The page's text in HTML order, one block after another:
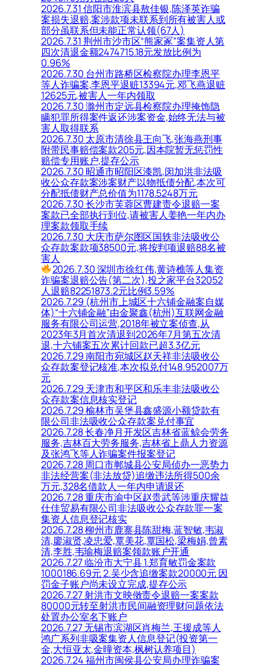
2026.7.31 信阳市淮滨县敖佳银,陈泽英诈骗
案损失退赔,案涉款项未联系到所有被害人或
部分虽联系但未能正常认领(67人)
2026.7.31 荆州市沙市区“熊家冢”案集资人第
四次清退金额2474715.18元发放比例为
0.96%
2026.7.30 台州市路桥区检察院办理李恩平
等人诈骗案,李恩平退赃13394元,邓飞燕退赃
12625元,被害人一年内领取
2026.7.30 滁州市定远县检察院办理掩饰隐
瞒犯罪所得案件返还涉案资金,始终无法与被
害人取得联系
2026.7.30 太原市清徐县王向飞,张海燕刑事
附带民事赔偿案款205元,因本院暂无惩罚性
赔偿专用账户,提存公示
2026.7.30 昭通市昭阳区漆凯,闵加洪非法吸
收公众存款案涉案财产以物抵债分配,本次可
分配抵债财产总价值为1178.5248万元
2026.7.30 长沙市芙蓉区曹建责令退赔一案
案款已全部执行到位,请被害人姜艳一年内办
理案款领取手续
2026.7.30 大庆市萨尔图区国轶非法吸收公
众存款案款项38500元,将按判项退赔88名被
害人
2026.7.30 深圳市徐红伟,黄诗樵等人集资
诈骗案退赔公告(第二次),投之家平台32052
人退赔82251873.2元比例3.59%
2026.7.29 (杭州市上城区十六铺金融案自媒
体)“十六铺金融”由金聚鑫(杭州)互联网金融
服务有限公司运营,2018年被立案侦查,从
2023年3月首次清退到2026年7月第五次清
退,十六铺案五次累计回款已超3.3亿元
2026.7.29 南阳市宛城区赵天祥非法吸收公
众存款案登记核准,本次拟兑付148.952007万
元
2026.7.29 天津市和平区和乐丰非法吸收公
众存款案信息核实登记
2026.7.29 榆林市吴堡县鑫盛源小额贷款有
限公司非法吸收公众存款案兑付事宜
2026.7.28 长春净月开发区吉林省蓝鲸会劳务
服务,吉林百大劳务服务,吉林省上鼎人力资源
及张鸿飞等人诈骗案件报案登记
2026.7.28 周口市郸城县公安局侦办一恶势力
非法经营案(非法放贷)追缴违法所得500余
万元,328名借款人一年内申请退还
2026.7.28 重庆市渝中区赵贵武等涉重庆耀益
仕佳贸易有限公司非法吸收公众存款罪一案
集资人信息登记核实
2026.7.28 柳州市鹿寨县陈甜梅,蓝智敏,韦淑
清,廖淑贤,凌忠爱,覃美花,覃国松,梁梅娟,曾素
清,李胜,韦瑜梅退赔案领款账户开通
2026.7.27 临汾市大宁县 1.郑育敏罚金案款
1000186.69元 2.吴少含追缴案款20000元 因
罚金子账户尚未设立完成,提存公示
2026.7.27 射洪市文映傚责令退赔一案案款
80000元转至射洪市民间融资理财问题依法
处置办公室名下账户
2026.7.27 无锡市滨湖区肖梅兰,王援成等人
鸿广系列非吸案集资人信息登记(投资第一
金,大恒亚太,金曈资本,枫树认养项目)
2026.7.24 福州市闽侯县公安局办理诈骗案